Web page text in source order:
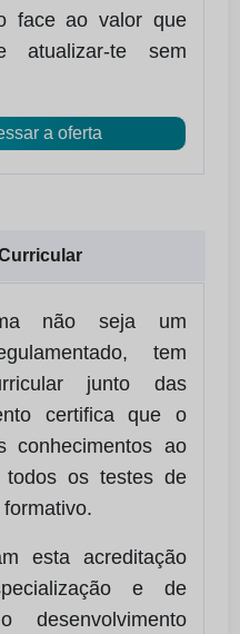
face ao valor que
atualizar-te sem
a oferta
não seja um
tem
junto das
certifica que o
conhecimentos ao
todos os testes de
esta acreditação
e de
desenvolvimento